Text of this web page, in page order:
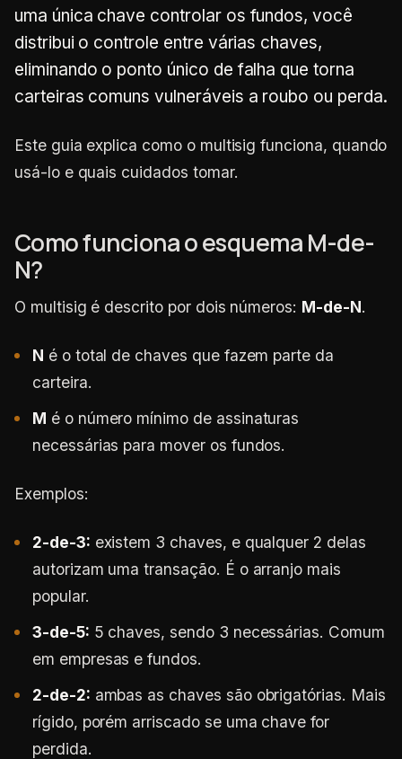
uma única chave controlar os fundos, você
distribui o controle entre várias chaves,
eliminando o ponto único de falha que torna
carteiras comuns vulneráveis a roubo ou perda.
Este guia explica como o multisig funciona, quando
usá-lo e quais cuidados tomar.
Como funciona o esquema M-de-
N?
O multisig é descrito por dois números: M-de-N.
N é o total de chaves que fazem parte da
carteira.
M é o número mínimo de assinaturas
necessárias para mover os fundos.
Exemplos:
2-de-3: existem 3 chaves, e qualquer 2 delas
autorizam uma transação. É o arranjo mais
popular.
3-de-5: 5 chaves, sendo 3 necessárias. Comum
em empresas e fundos.
2-de-2: ambas as chaves são obrigatórias. Mais
rígido, porém arriscado se uma chave for
perdida.